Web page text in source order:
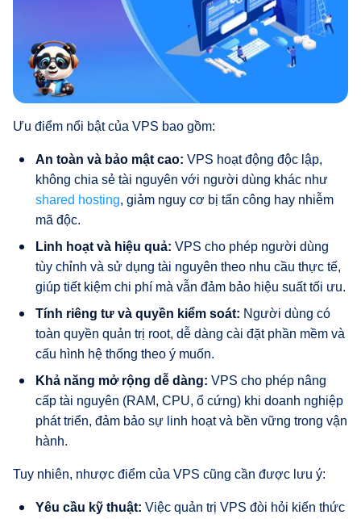
Ưu điểm nổi bật của VPS bao gồm:
An toàn và bảo mật cao: VPS hoạt động độc lập,
không chia sẻ tài nguyên với người dùng khác như
shared hosting, giảm nguy cơ bị tấn công hay nhiễm
mã độc.
Linh hoạt và hiệu quả: VPS cho phép người dùng
tùy chỉnh và sử dụng tài nguyên theo nhu cầu thực tế,
giúp tiết kiệm chi phí mà vẫn đảm bảo hiệu suất tối ưu.
Tính riêng tư và quyền kiểm soát: Người dùng có
toàn quyền quản trị root, dễ dàng cài đặt phần mềm và
cấu hình hệ thống theo ý muốn.
Khả năng mở rộng dễ dàng: VPS cho phép nâng
cấp tài nguyên (RAM, CPU, ổ cứng) khi doanh nghiệp
phát triển, đảm bảo sự linh hoạt và bền vững trong vận
hành.
Tuy nhiên, nhược điểm của VPS cũng cần được lưu ý:
Yêu cầu kỹ thuật: Việc quản trị VPS đòi hỏi kiến thức